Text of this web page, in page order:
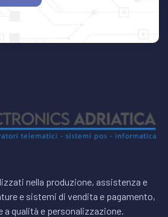
nella produzione, assistenza e
e sistemi di vendita e pagamento,
a qualità e personalizzazione.